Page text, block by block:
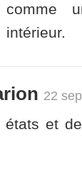
comme
intérieur.
22
états et